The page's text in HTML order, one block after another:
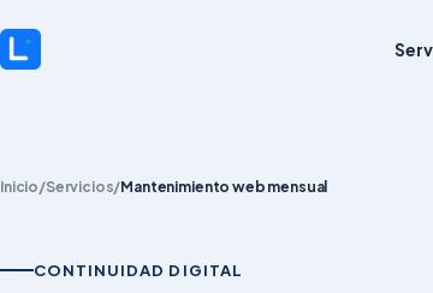
Inicio/Servicios/Mantenimiento web mensual
CONTINUIDAD DIGITAL